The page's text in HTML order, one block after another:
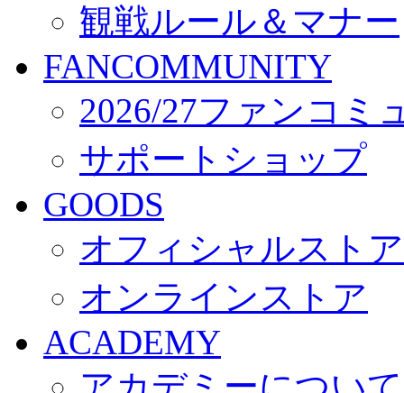
観戦ルール＆マナー
FANCOMMUNITY
2026/27ファンコミ
サポートショップ
GOODS
オフィシャルスト
オンラインストア
ACADEMY